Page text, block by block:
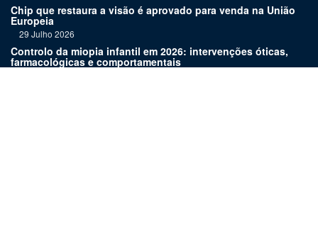
Chip que restaura a visão é aprovado para venda na União
Europeia
29 Julho 2026
Controlo da miopia infantil em 2026: intervenções óticas,
farmacológicas e comportamentais